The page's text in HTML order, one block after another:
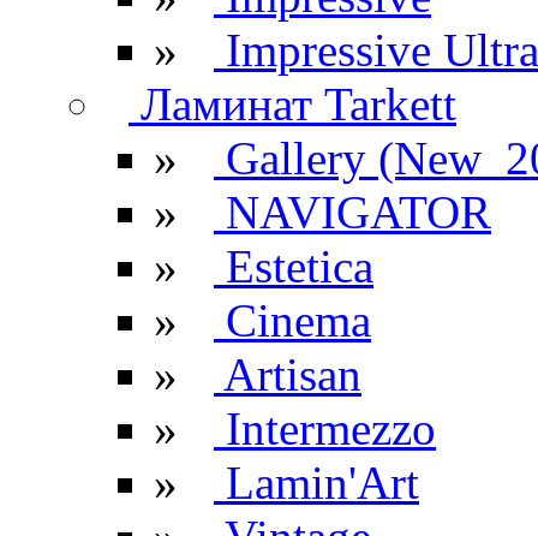
»
Impressive Ultra
Ламинат Tarkett
»
Gallery
»
NAVIGATOR
»
Estetica
»
Cinema
»
Artisan
»
Intermezzo
»
Lamin'Art